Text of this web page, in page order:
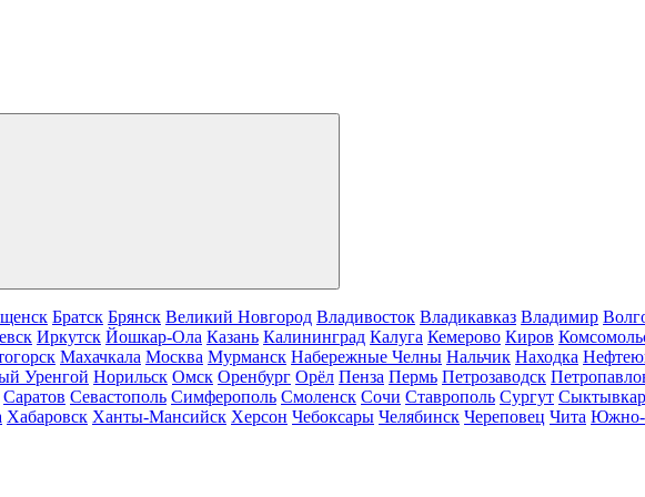
Братск Брянск Великий Новгород Владивосток Владикавказ Владимир
Иркутск Йошкар-Ола Казань Калининград Калуга Кемерово Киров
Махачкала Москва Мурманск Набережные Челны Нальчик Находка
Уренгой Норильск Омск Оренбург Орёл Пенза Пермь Петрозаводск
Саратов Севастополь Симферополь Смоленск Сочи Ставрополь Сургут Сыктывкар
Хабаровск Ханты-Мансийск Херсон Чебоксары Челябинск Череповец Чита Южно-